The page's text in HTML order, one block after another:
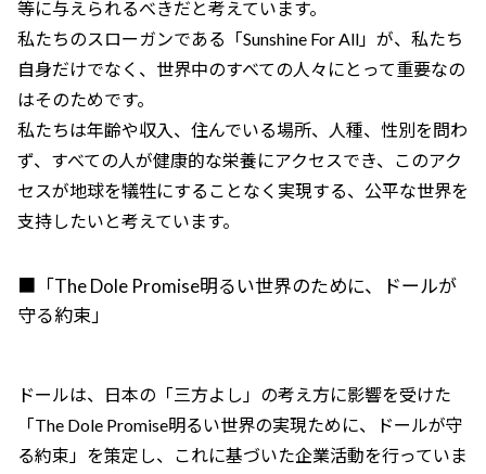
等に与えられるべきだと考えています。
私たちのスローガンである「Sunshine For All」が、私たち
自身だけでなく、世界中のすべての人々にとって重要なの
はそのためです。
私たちは年齢や収入、住んでいる場所、人種、性別を問わ
ず、すべての人が健康的な栄養にアクセスでき、このアク
セスが地球を犠牲にすることなく実現する、公平な世界を
支持したいと考えています。
■「The Dole Promise明るい世界のために、ドールが
守る約束」
ドールは、日本の「三方よし」の考え方に影響を受けた
「The Dole Promise明るい世界の実現ために、ドールが守
る約束」を策定し、これに基づいた企業活動を行っていま